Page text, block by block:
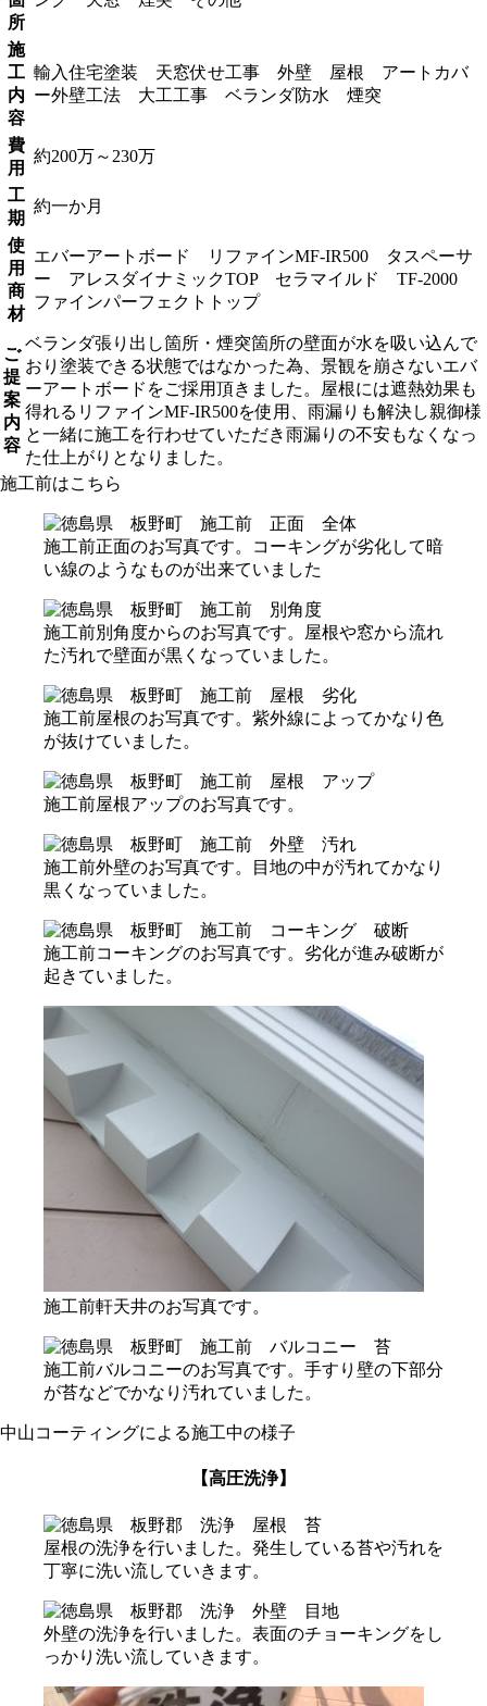
所
施
工
内
容
輸入住宅塗装 天窓伏せ工事 外壁 屋根 アートカバ
ー外壁工法 大工工事 ベランダ防水 煙突
費
用
約200万～230万
工
期
約一か月
使
用
商
材
エバーアートボード リファインMF-IR500 タスペーサ
ー アレスダイナミックTOP セラマイルド TF-2000
ファインパーフェクトトップ
ご
提
案
内
容
ベランダ張り出し箇所・煙突箇所の壁面が水を吸い込んで
おり塗装できる状態ではなかった為、景観を崩さないエバ
ーアートボードをご採用頂きました。屋根には遮熱効果も
得れるリファインMF-IR500を使用、雨漏りも解決し親御様
と一緒に施工を行わせていただき雨漏りの不安もなくなっ
た仕上がりとなりました。
施工前はこちら
施工前正面のお写真です。コーキングが劣化して暗
い線のようなものが出来ていました
施工前別角度からのお写真です。屋根や窓から流れ
た汚れで壁面が黒くなっていました。
施工前屋根のお写真です。紫外線によってかなり色
が抜けていました。
施工前屋根アップのお写真です。
施工前外壁のお写真です。目地の中が汚れてかなり
黒くなっていました。
施工前コーキングのお写真です。劣化が進み破断が
起きていました。
施工前軒天井のお写真です。
施工前バルコニーのお写真です。手すり壁の下部分
が苔などでかなり汚れていました。
中山コーティングによる施工中の様子
【高圧洗浄】
屋根の洗浄を行いました。発生している苔や汚れを
丁寧に洗い流していきます。
外壁の洗浄を行いました。表面のチョーキングをし
っかり洗い流していきます。